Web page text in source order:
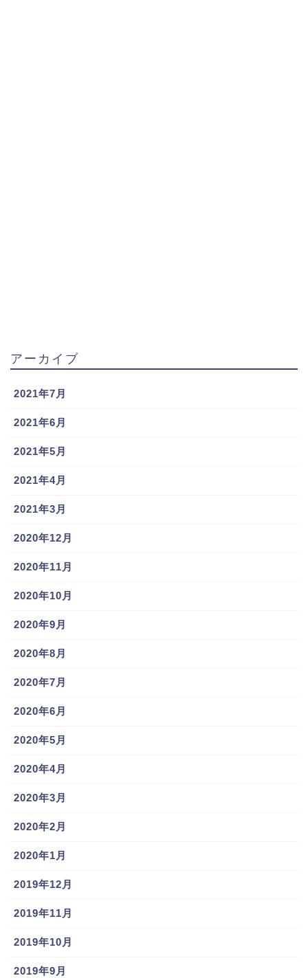
アーカイブ
2021年7月
2021年6月
2021年5月
2021年4月
2021年3月
2020年12月
2020年11月
2020年10月
2020年9月
2020年8月
2020年7月
2020年6月
2020年5月
2020年4月
2020年3月
2020年2月
2020年1月
2019年12月
2019年11月
2019年10月
2019年9月